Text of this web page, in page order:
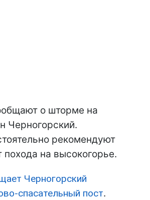
о шторме на
Черногорский.
рекомендуют
похода на высокогорье.
Черногорский
спасательный пост.